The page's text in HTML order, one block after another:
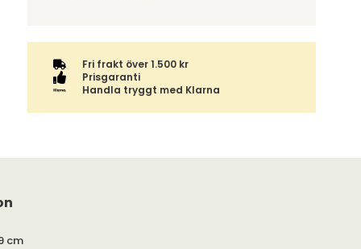
Fri frakt över 1.500 kr
Prisgaranti
Handla tryggt med Klarna
cm